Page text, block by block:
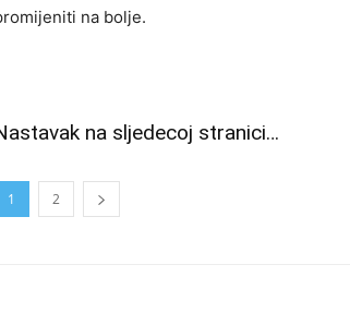
na bolje.
na sljedecoj stranici…
1 2